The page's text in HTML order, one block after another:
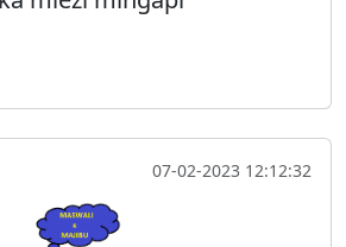
07-02-2023 12:12:32